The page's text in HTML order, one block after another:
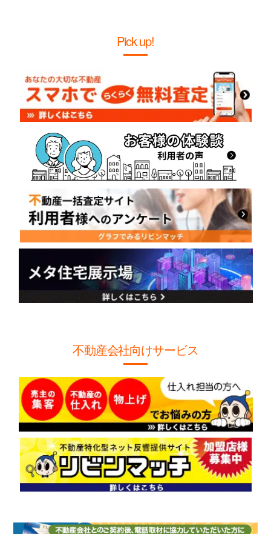
Pick up!
不動産会社向けサービス